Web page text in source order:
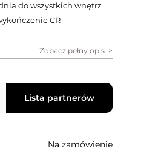
do wszystkich wnętrz
CR -
Zobacz pełny opis
Lista partnerów
Na zamówienie